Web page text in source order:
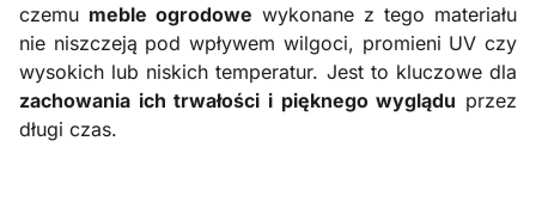
czemu meble ogrodowe wykonane z tego materiału
nie niszczeją pod wpływem wilgoci, promieni UV czy
wysokich lub niskich temperatur. Jest to kluczowe dla
zachowania ich trwałości i pięknego wyglądu przez
długi czas.